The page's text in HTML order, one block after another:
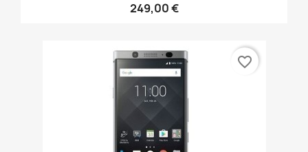
249,00 €
favorite_border